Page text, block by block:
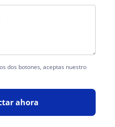
dos botones, aceptas nuestro
ahora